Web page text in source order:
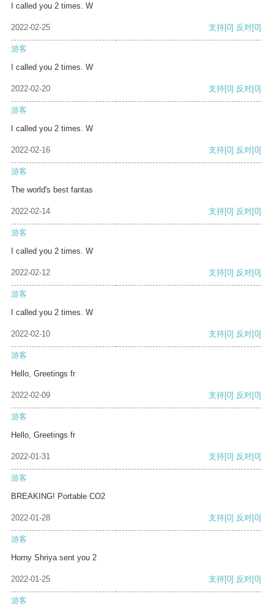
I called you 2 times. W
2022-02-25 支持[0] 反对[0]
游客
I called you 2 times. W
2022-02-20 支持[0] 反对[0]
游客
I called you 2 times. W
2022-02-16 支持[0] 反对[0]
游客
The world's best fantas
2022-02-14 支持[0] 反对[0]
游客
I called you 2 times. W
2022-02-12 支持[0] 反对[0]
游客
I called you 2 times. W
2022-02-10 支持[0] 反对[0]
游客
Hello, Greetings fr
2022-02-09 支持[0] 反对[0]
游客
Hello, Greetings fr
2022-01-31 支持[0] 反对[0]
游客
BREAKING! Portable CO2
2022-01-28 支持[0] 反对[0]
游客
Horny Shriya sent you 2
2022-01-25 支持[0] 反对[0]
游客